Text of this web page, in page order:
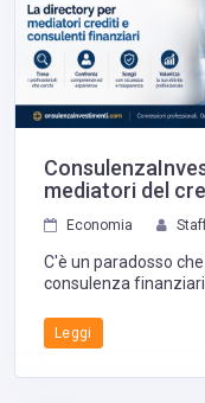
mediatori del
Economia
C'è un paradosso
consulenza
Leggi